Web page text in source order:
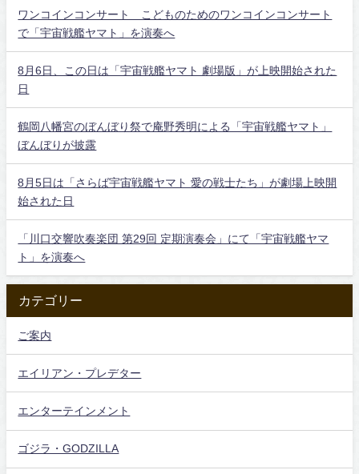
ワンコインコンサート こどものためのワンコインコンサート
で「宇宙戦艦ヤマト」を演奏へ
8月6日、この日は「宇宙戦艦ヤマト 劇場版」が上映開始された
日
鶴岡八幡宮のぼんぼり祭で庵野秀明による「宇宙戦艦ヤマト」
ぼんぼりが披露
8月5日は「さらば宇宙戦艦ヤマト 愛の戦士たち」が劇場上映開
始された日
「川口交響吹奏楽団 第29回 定期演奏会」にて「宇宙戦艦ヤマ
ト」を演奏へ
カテゴリー
ご案内
エイリアン・プレデター
エンターテインメント
ゴジラ・GODZILLA